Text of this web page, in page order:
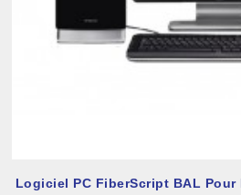
Logiciel PC FiberScript BAL Pour